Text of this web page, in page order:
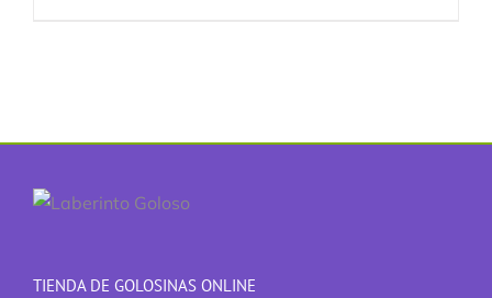
TIENDA DE GOLOSINAS ONLINE